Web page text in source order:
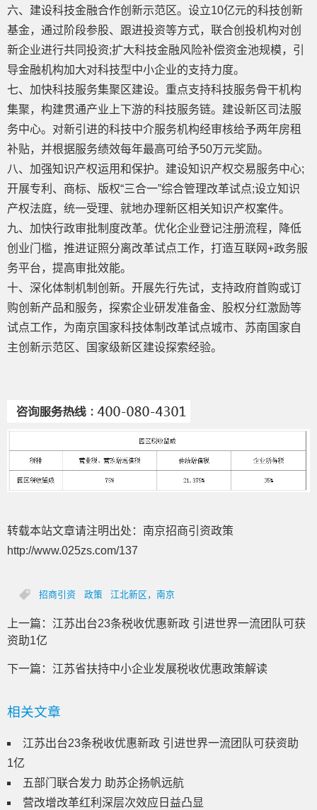
六、建设科技金融合作创新示范区。设立10亿元的科技创新
基金，通过阶段参股、跟进投资等方式，联合创投机构对创
新企业进行共同投资;扩大科技金融风险补偿资金池规模，引
导金融机构加大对科技型中小企业的支持力度。
七、加快科技服务集聚区建设。重点支持科技服务骨干机构
集聚，构建贯通产业上下游的科技服务链。建设新区司法服
务中心。对新引进的科技中介服务机构经审核给予两年房租
补贴，并根据服务绩效每年最高可给予50万元奖励。
八、加强知识产权运用和保护。建设知识产权交易服务中心;
开展专利、商标、版权“三合一”综合管理改革试点;设立知识
产权法庭，统一受理、就地办理新区相关知识产权案件。
九、加快行政审批制度改革。优化企业登记注册流程，降低
创业门槛，推进证照分离改革试点工作，打造互联网+政务服
务平台，提高审批效能。
十、深化体制机制创新。开展先行先试，支持政府首购或订
购创新产品和服务，探索企业研发准备金、股权分红激励等
试点工作，为南京国家科技体制改革试点城市、苏南国家自
主创新示范区、国家级新区建设探索经验。
转载本站文章请注明出处：南京招商引资政策
http://www.025zs.com/137
招商引资 政策 江北新区，南京
上一篇： 江苏出台23条税收优惠新政 引进世界一流团队可获
资助1亿
下一篇： 江苏省扶持中小企业发展税收优惠政策解读
相关文章
江苏出台23条税收优惠新政 引进世界一流团队可获资助
1亿
五部门联合发力 助苏企扬帆远航
营改增改革红利深层次效应日益凸显